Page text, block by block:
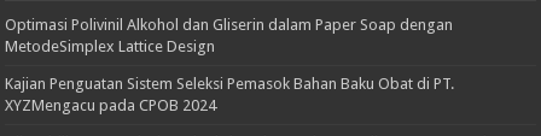
Optimasi Polivinil Alkohol dan Gliserin dalam Paper Soap dengan
MetodeSimplex Lattice Design
Kajian Penguatan Sistem Seleksi Pemasok Bahan Baku Obat di PT.
XYZMengacu pada CPOB 2024